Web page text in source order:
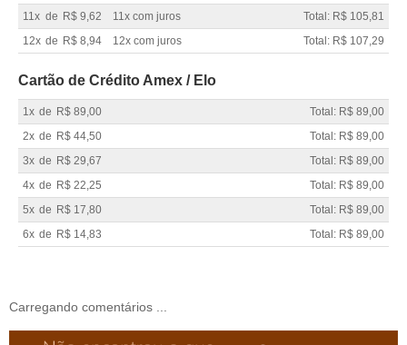
11x de R$ 9,62 11x com juros
Total: R$ 105,81
12x de R$ 8,94 12x com juros Total: R$ 107,29
Cartão de Crédito Amex / Elo
1x de R$ 89,00
Total: R$ 89,00
2x de R$ 44,50
Total: R$ 89,00
3x de R$ 29,67
Total: R$ 89,00
4x de R$ 22,25
Total: R$ 89,00
5x de R$ 17,80
Total: R$ 89,00
6x de R$ 14,83 Total: R$ 89,00
Carregando comentários ...